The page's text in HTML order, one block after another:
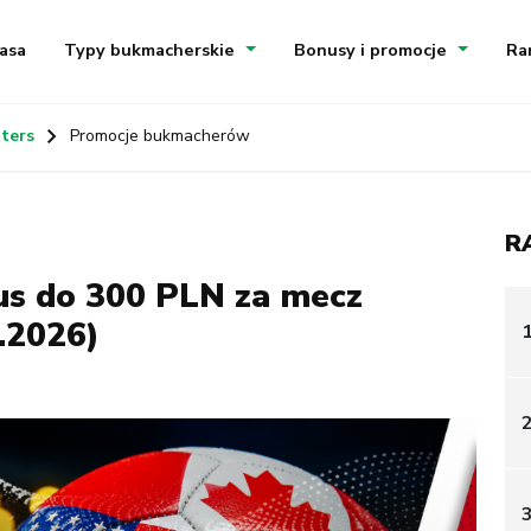
Typy bukmacherskie Bonusy i promocje
Promocje bukmacherów
do 300 PLN za mecz